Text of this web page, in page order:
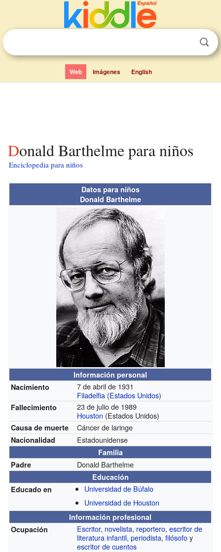
Web Imágenes English
Donald Barthelme para niños
Enciclopedia para niños
Datos para niños
Donald Barthelme
Información personal
Nacimiento
7 de abril de 1931
Filadelfia (Estados Unidos)
Fallecimiento
23 de julio de 1989
Houston (Estados Unidos)
Causa de muerte Cáncer de laringe
Nacionalidad Estadounidense
Familia
Padre
Donald Barthelme
Educación
Educado en
Universidad de Búfalo
Universidad de Houston
Información profesional
Ocupación
Escritor, novelista, reportero,escritor de
literatura infantil,periodista,filósofoy
escritor de cuentos